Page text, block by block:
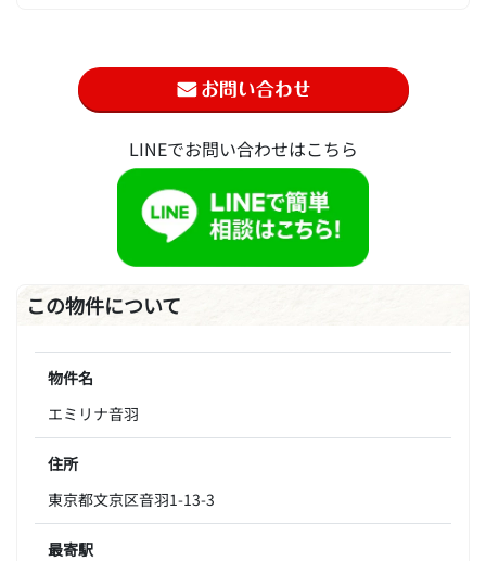
LINEでお問い合わせはこちら
この物件について
物件名
エミリナ音羽
住所
東京都文京区音羽1-13-3
最寄駅